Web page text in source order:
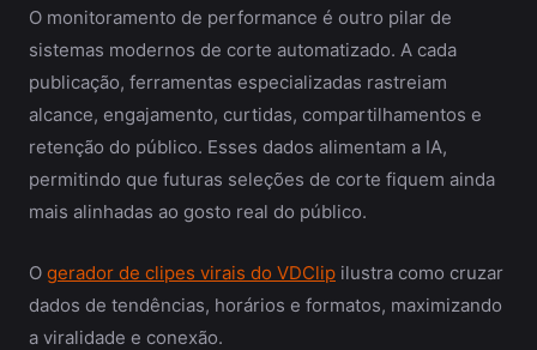
O monitoramento de performance é outro pilar de
sistemas modernos de corte automatizado. A cada
publicação, ferramentas especializadas rastreiam
alcance, engajamento, curtidas, compartilhamentos e
retenção do público. Esses dados alimentam a IA,
permitindo que futuras seleções de corte fiquem ainda
mais alinhadas ao gosto real do público.
O gerador de clipes virais do VDClip ilustra como cruzar
dados de tendências, horários e formatos, maximizando
a viralidade e conexão.